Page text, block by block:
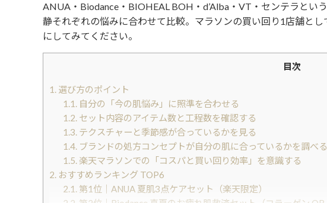
ANUA・Biodance・BIOHEAL BOH・d’Alba・VT・センテラとい
静それぞれの悩みに合わせて比較。マラソンの買い回り1店舗と
にしてみてください。
目次
1. 選び方のポイント
1.1.自分の「今の肌悩み」に照準を合わせる
1.2.セット内容のアイテム数と工程数を確認する
1.3.テクスチャーと季節感が合っているかを見る
1.4.ブランドの処方コンセプトが自分の肌に合っているかを調べる
1.5.楽天マラソンでの「コスパと買い回り効率」を意識する
2. おすすめランキング TOP6
2.1. 第1位｜ANUA 夏肌3点ケアセット（楽天限定）